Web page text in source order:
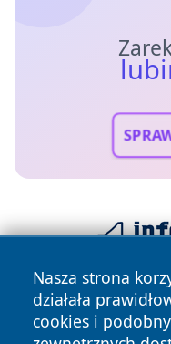
Nasza strona
działała
cookies i